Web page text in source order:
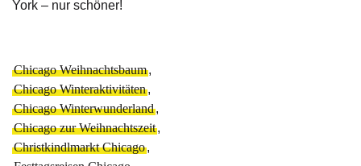
York – nur schöner!
Chicago Weihnachtsbaum,
Chicago Winteraktivitäten,
Chicago Winterwunderland,
Chicago zur Weihnachtszeit,
Christkindlmarkt Chicago,